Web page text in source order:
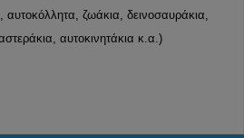
αυτοκόλλητα, ζωάκια, δεινοσαυράκια,
αυτοκινητάκια κ.α.)